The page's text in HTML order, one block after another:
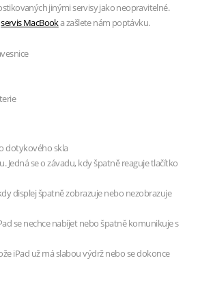
jinými servisy jako neopravitelné.
servis MacBooka zašlete nám poptávku.
dotykového skla
Jedná se o závadu, kdy špatně reaguje tlačítko
displej špatně zobrazuje nebo nezobrazuje
se nechce nabíjet nebo špatně komunikuje s
iPad už má slabou výdrž nebo se dokonce